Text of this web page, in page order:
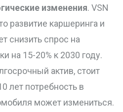
изменения. VSN
развитие каршеринга и
снизить спрос на
на 15-20% к 2030 году.
актив, стоит
лет потребность в
может измениться.